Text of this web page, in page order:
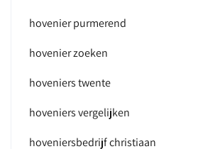
hovenier purmerend
hovenier zoeken
hoveniers twente
hoveniers vergelijken
hoveniersbedrijf christiaan